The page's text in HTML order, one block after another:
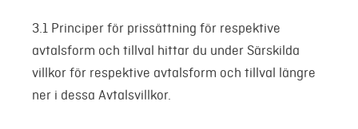
3.1 Principer för prissättning för respektive
avtalsform och tillval hittar du under Särskilda
villkor för respektive avtalsform och tillval längre
ner i dessa Avtalsvillkor.